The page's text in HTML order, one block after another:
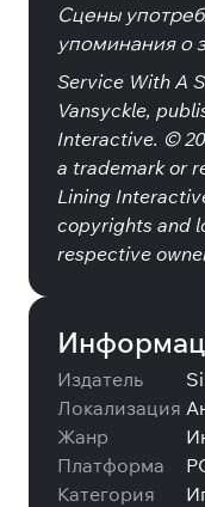
Сцены
упоминания о
Service With A
Vansyckle,
Interactive. ©
a trademark or
Lining
copyrights and
respective
Издатель
Локализация
Жанр
Платформа
Категория